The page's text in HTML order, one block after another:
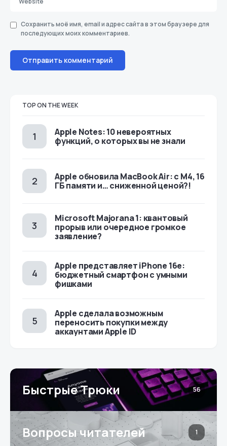
Сохранить моё имя, email и адрес сайта в этом браузере для
последующих моих комментариев.
TOP ON THE WEEK
Apple Notes: 10 невероятных
функций, о которых вы не знали
Apple обновила MacBook Air: с M4, 16
ГБ памяти и… сниженной ценой?!
Microsoft Majorana 1: квантовый
прорыв или очередное громкое
заявление?
Apple представляет iPhone 16e:
бюджетный смартфон с умными
фишками
Apple сделала возможным
переносить покупки между
аккаунтами Apple ID
Быстрые Трюки 56
Вопросы читателей 1